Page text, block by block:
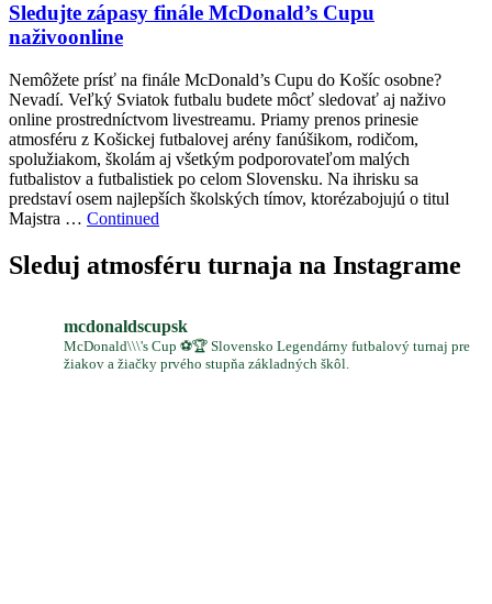
Sledujte zápasy finále McDonald’s Cupu
naživoonline
Nemôžete prísť na finále McDonald’s Cupu do Košíc osobne?
Nevadí. Veľký Sviatok futbalu budete môcť sledovať aj naživo
online prostredníctvom livestreamu. Priamy prenos prinesie
atmosféru z Košickej futbalovej arény fanúšikom, rodičom,
spolužiakom, školám aj všetkým podporovateľom malých
futbalistov a futbalistiek po celom Slovensku. Na ihrisku sa
predstaví osem najlepších školských tímov, ktorézabojujú o titul
Majstra … Continued
Sleduj atmosféru turnaja na Instagrame
mcdonaldscupsk
McDonald\\\'s Cup ⚽️🏆 Slovensko Legendárny futbalový turnaj pre
žiakov a žiačky prvého stupňa základných škôl.